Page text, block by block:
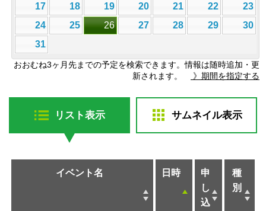
17
18 19 20 21 22
23
24
25 26 27 28 29
30
31
おおむね3ヶ月先までの予定を検索できます。情報は随時追加・更
新されます。
》期間を指定する
リスト表示 サムネイル表示
イベント名 日時
申
し
込
種
別